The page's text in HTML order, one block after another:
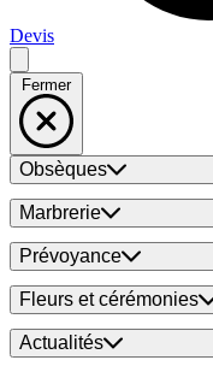
Devis
Fermer
Obsèques
Marbrerie
Prévoyance
Fleurs et cérémonies
Actualités